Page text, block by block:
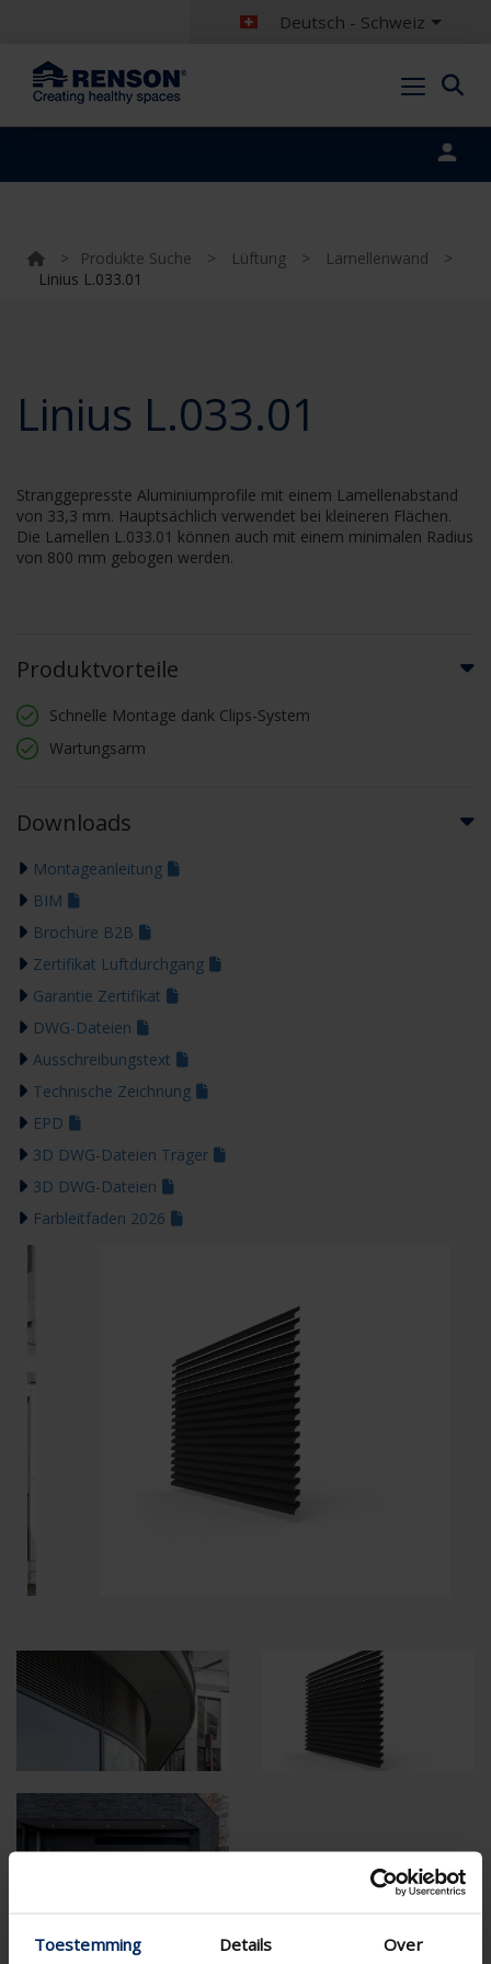
Toestemming Details Over
Deutsch - Schweiz
> Produkte Suche > Lüftung > Lamellenwand
>
Linius L.033.01
Linius L.033.01
Stranggepresste Aluminiumprofile mit einem Lamellenabstand
von 33,3 mm. Hauptsächlich verwendet bei kleineren Flächen.
Die Lamellen L.033.01 können auch mit einem minimalen Radius
von 800 mm gebogen werden.
Produktvorteile
Schnelle Montage dank Clips-System
Wartungsarm
Downloads
Montageanleitung
BIM
Brochüre B2B
Zertifikat Luftdurchgang
Garantie Zertifikat
DWG-Dateien
Ausschreibungstext
Technische Zeichnung
EPD
3D DWG-Dateien Träger
3D DWG-Dateien
Farbleitfaden 2026